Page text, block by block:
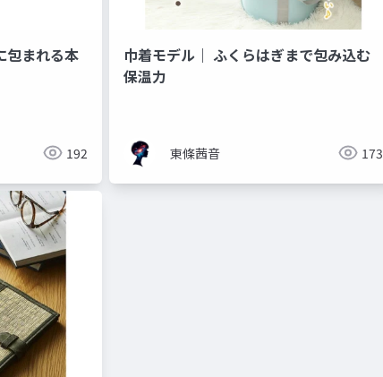
包まれる本
192
巾着モデル｜ ふくらはぎまで包み込む
保温力
東條茜音 173